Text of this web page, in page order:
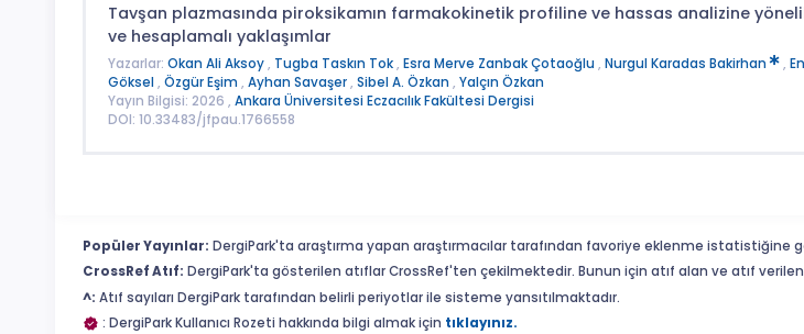
Tavşan plazmasında piroksikamın farmakokinetik profiline ve hassas analizine
ve hesaplamalı yaklaşımlar
Yazarlar: Okan Ali Aksoy, Tugba Taskın Tok, Esra Merve Zanbak Çotaoğlu , Nurgul Karadas Bakirhan ,
Göksel , Özgür Eşim , Ayhan Savaşer, Sibel A. Özkan , Yalçın Özkan
Yayın Bilgisi: 2026 , Ankara Üniversitesi Eczacılık Fakültesi Dergisi
DOI: 10.33483/jfpau.1766558
Popüler Yayınlar: DergiPark'ta araştırma yapan araştırmacılar tarafından favoriye eklenme
CrossRef Atıf: DergiPark'ta gösterilen atıflar CrossRef'ten çekilmektedir. Bunun için atıf alan ve atıf
^: Atıf sayıları DergiPark tarafından belirli periyotlar ile sisteme yansıtılmaktadır.
: DergiPark Kullanıcı Rozeti hakkında bilgi almak için tıklayınız.